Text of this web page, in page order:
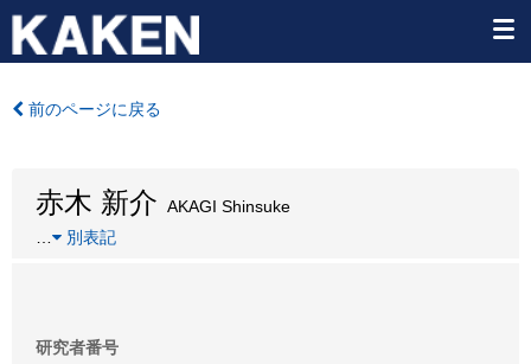
前のページに戻る
赤木 新介 AKAGI Shinsuke
別表記
研究者番号